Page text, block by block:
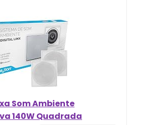
Som Ambiente
140W Quadrada